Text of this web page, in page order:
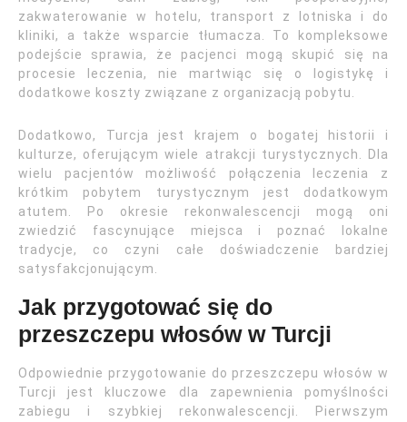
zakwaterowanie w hotelu, transport z lotniska i do
kliniki, a także wsparcie tłumacza. To kompleksowe
podejście sprawia, że pacjenci mogą skupić się na
procesie leczenia, nie martwiąc się o logistykę i
dodatkowe koszty związane z organizacją pobytu.
Dodatkowo, Turcja jest krajem o bogatej historii i
kulturze, oferującym wiele atrakcji turystycznych. Dla
wielu pacjentów możliwość połączenia leczenia z
krótkim pobytem turystycznym jest dodatkowym
atutem. Po okresie rekonwalescencji mogą oni
zwiedzić fascynujące miejsca i poznać lokalne
tradycje, co czyni całe doświadczenie bardziej
satysfakcjonującym.
Jak przygotować się do
przeszczepu włosów w Turcji
Odpowiednie przygotowanie do przeszczepu włosów w
Turcji jest kluczowe dla zapewnienia pomyślności
zabiegu i szybkiej rekonwalescencji. Pierwszym